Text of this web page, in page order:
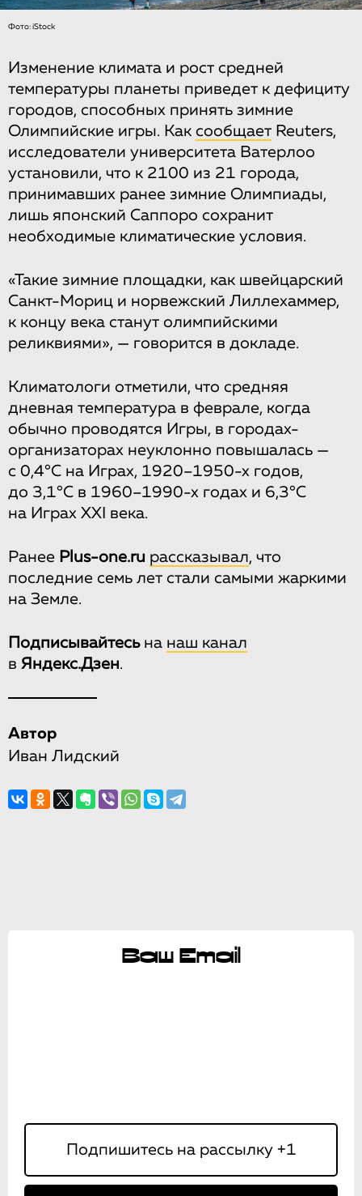
Фото: iStock
Изменение климата и рост средней
температуры планеты приведет к дефициту
городов, способных принять зимние
Олимпийские игры. Как сообщает Reuters,
исследователи университета Ватерлоо
установили, что к 2100 из 21 города,
принимавших ранее зимние Олимпиады,
лишь японский Саппоро сохранит
необходимые климатические условия.
«Такие зимние площадки, как швейцарский
Санкт-Мориц и норвежский Лиллехаммер,
к концу века станут олимпийскими
реликвиями», — говорится в докладе.
Климатологи отметили, что средняя
дневная температура в феврале, когда
обычно проводятся Игры, в городах-
организаторах неуклонно повышалась —
с 0,4°С на Играх, 1920–1950-х годов,
до 3,1°С в 1960–1990-х годах и 6,3°С
на Играх ХXI века.
Ранее Plus-one.ru рассказывал, что
последние семь лет стали самыми жаркими
на Земле.
Подписывайтесьна наш канал
в Яндекс.Дзен.
Автор
Иван Лидский
Ваш Email